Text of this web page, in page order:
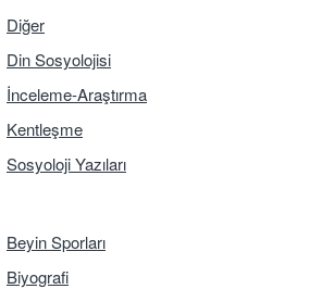
Diğer
Din Sosyolojisi
İnceleme-Araştırma
Kentleşme
Sosyoloji Yazıları
Beyin Sporları
Biyografi